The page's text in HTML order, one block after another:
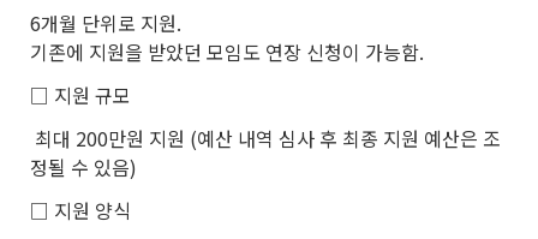
6개월 단위로 지원.
기존에 지원을 받았던 모임도 연장 신청이 가능함.
□ 지원 규모
최대 200만원 지원 (예산 내역 심사 후 최종 지원 예산은 조
정될 수 있음)
□ 지원 양식